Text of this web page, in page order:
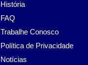
História
FAQ
Trabalhe Conosco
Política de Privacidade
Notícias